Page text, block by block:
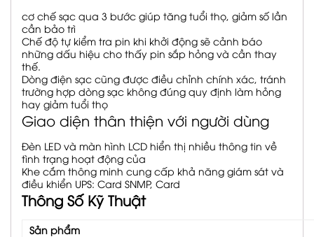
cơ chế sạc qua 3 bước giúp tăng tuổi thọ, giảm số lần
cần bảo trì
Chế độ tự kiểm tra pin khi khởi động sẽ cảnh báo
những dấu hiệu cho thấy pin sắp hỏng và cần thay
thế.
Dòng điện sạc cũng được điều chỉnh chính xác, tránh
trường hợp dòng sạc không đúng quy định làm hỏng
hay giảm tuổi thọ
Giao diện thân thiện với người dùng
Đèn LED và màn hình LCD hiển thị nhiều thông tin về
tình trạng hoạt động của
Khe cắm thông minh cung cấp khả năng giám sát và
điều khiển UPS: Card SNMP, Card
Thông Số Kỹ Thuật
Sản phẩm